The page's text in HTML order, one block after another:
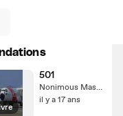
501
Nonimous Master
il y a 17 ans